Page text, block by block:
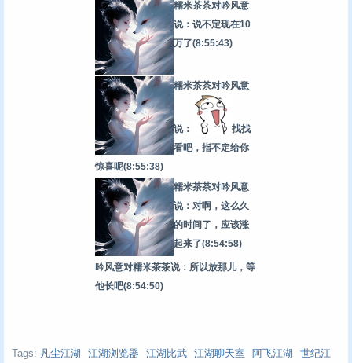
糯米茶茶对吟风意
说：说不定现在10
万了(8:55:43)
糯米茶茶对吟风意
说：
找找
看吧，指不定给你
惊喜呢(8:55:38)
糯米茶茶对吟风意
说：对啊，这么久
的时间了，应该涨
起来了(8:54:58)
吟风意对糯米茶茶说：所以放那儿，等
他长吧(8:54:50)
Tags: 凡尘江湖 江湖浏览器 江湖比武 江湖聊天室 阿飞江湖
世纪江